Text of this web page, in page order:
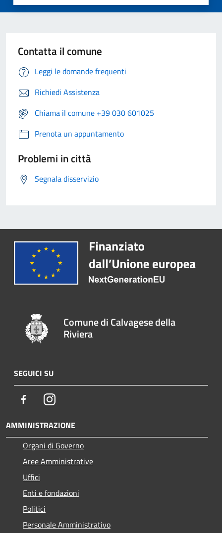
Contatta il comune
Leggi le domande frequenti
Richiedi Assistenza
Chiama il comune +39 030 601025
Prenota un appuntamento
Problemi in città
Segnala disservizio
Comune di Calvagese della
Riviera
SEGUICI SU
FacebookInstagram
AMMINISTRAZIONE
Organi di Governo
Aree Amministrative
Uffici
Enti e fondazioni
Politici
Personale Amministrativo